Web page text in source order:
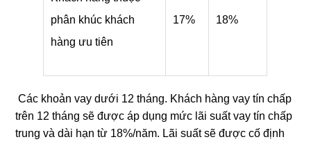
phân khúc khách
hàng ưu tiên
17% 18%
Các khoản vay dưới 12 tháng. Khách hàng vay tín chấp
trên 12 tháng sẽ được áp dụng mức lãi suất vay tín chấp
trung và dài hạn từ 18%/năm. Lãi suất sẽ được cố định